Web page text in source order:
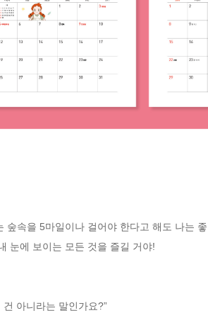
숲속을 5마일이나 걸어야 한다고 해도 나는
눈에 보이는 모든 것을 즐길 거야!
건 아니라는 말인가요?”